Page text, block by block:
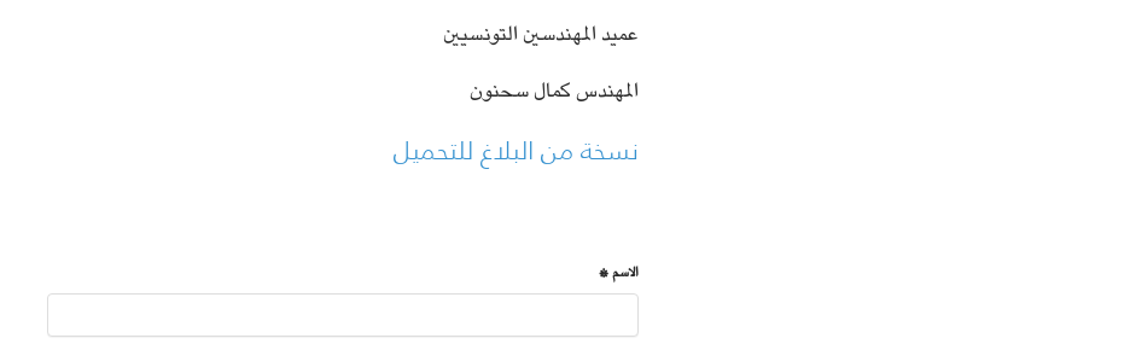
عميد المهندسين التونسيين
المهندس كمال سحنون
نسخة من البلاغ للتحميل
الاسم *